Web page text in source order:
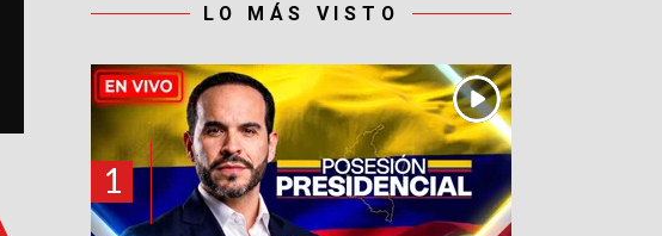
LO MÁS VISTO
1